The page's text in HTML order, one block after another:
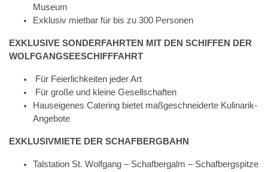
Museum
Exklusiv mietbar für bis zu 300 Personen
EXKLUSIVE SONDERFAHRTEN MIT DEN SCHIFFEN DER
WOLFGANGSEESCHIFFFAHRT
Für Feierlichkeiten jeder Art
Für große und kleine Gesellschaften
Hauseigenes Catering bietet maßgeschneiderte Kulinarik-
Angebote
EXKLUSIVMIETE DER SCHAFBERGBAHN
Talstation St. Wolfgang – Schafbergalm – Schafbergspitze